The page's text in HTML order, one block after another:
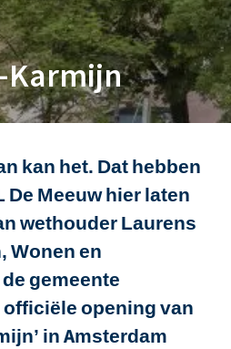
Karmijn
kan het. Dat hebben
De Meeuw hier laten
wethouder Laurens
Wonen en
gemeente
opening van
in Amsterdam